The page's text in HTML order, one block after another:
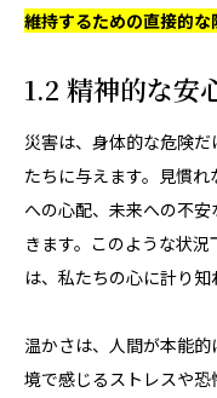
維持するための直接的な
1.2 精神的な安
災害は、身体的な危険だ
たちに与えます。見慣
への心配、未来への不
きます。このような状
は、私たちの心に計り知
温かさは、人間が本能
境で感じるストレスや